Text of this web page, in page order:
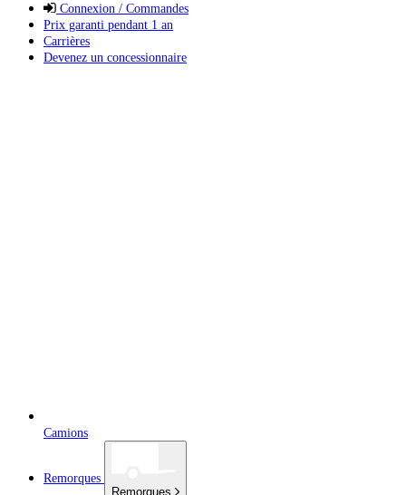
Connexion / Commandes
Prix garanti pendant 1 an
Carrières
Devenez un concessionnaire
Camions
Remorques
Remorques